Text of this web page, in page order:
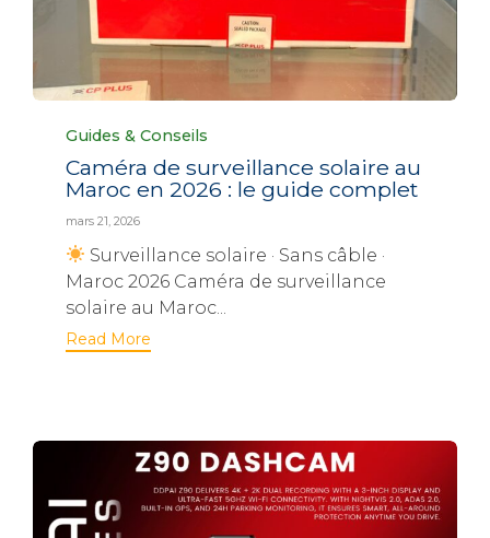
Category
Guides & Conseils
Caméra de surveillance solaire au
Maroc en 2026 : le guide complet
mars 21, 2026
Surveillance solaire · Sans câble ·
Maroc 2026 Caméra de surveillance
solaire au Maroc...
Read More